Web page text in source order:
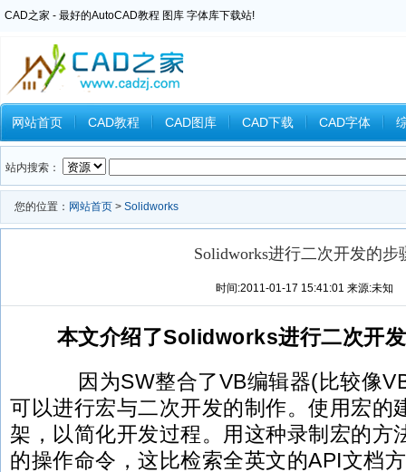
CAD之家 - 最好的AutoCAD教程 图库 字体库下载站!
网站首页 CAD教程 CAD图库 CAD下载 CAD字体
Inventor教程 Ansys教程 CAXA教程 中望CAD Catia教
站内搜索：
您的位置： 网站首页 > Solidworks
Solidworks进行二次开发的步
时间:2011-01-17 15:41:01 来源:未知
本文介绍了Solidworks进行二次开
因为SW整合了VB编辑器(比较像
可以进行宏与二次开发的制作。使用宏的
架，以简化开发过程。用这种录制宏的方
的操作命令，这比检索全英文的API文档